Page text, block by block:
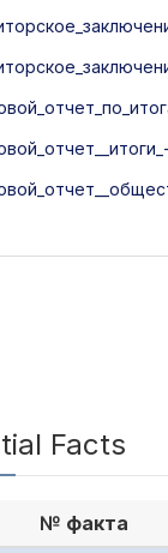
Facts
№ факта